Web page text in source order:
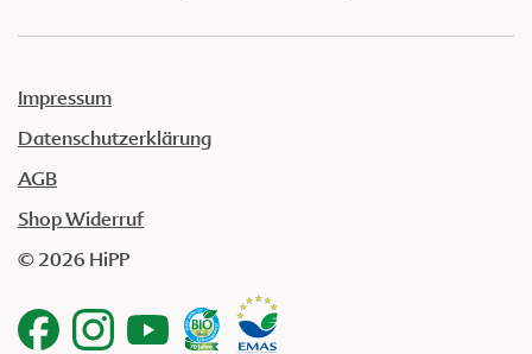
Impressum
Datenschutzerklärung
AGB
Shop Widerruf
© 2026 HiPP